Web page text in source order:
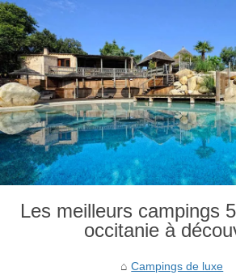
Les meilleurs campings
occitanie à
Campings de luxe